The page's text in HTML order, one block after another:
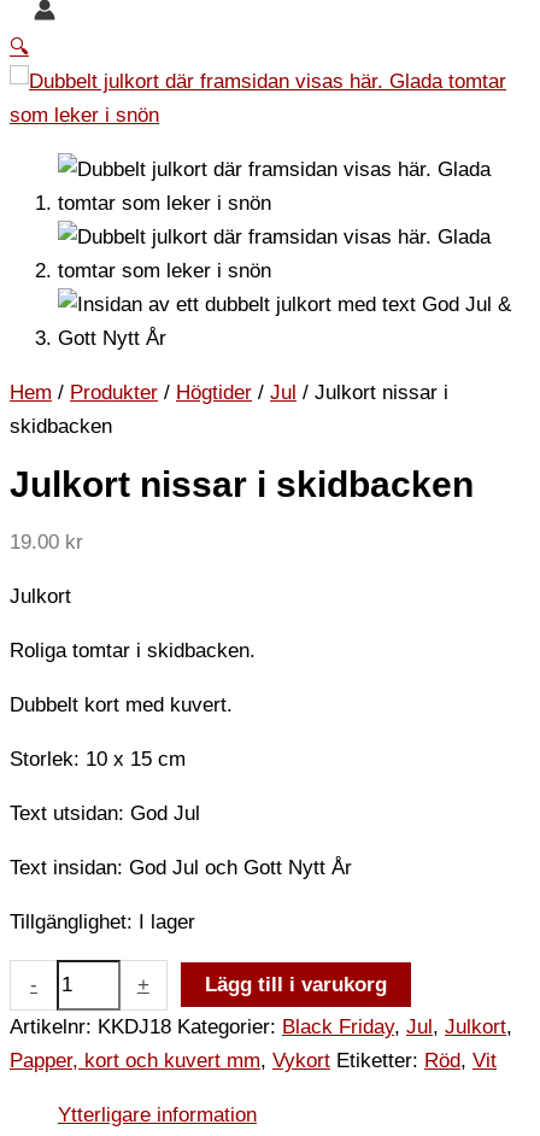
🔍
Hem / Produkter / Högtider / Jul / Julkort nissar i
skidbacken
Julkort nissar i skidbacken
19.00 kr
Julkort
Roliga tomtar i skidbacken.
Dubbelt kort med kuvert.
Storlek: 10 x 15 cm
Text utsidan: God Jul
Text insidan: God Jul och Gott Nytt År
Tillgänglighet: I lager
- +
Lägg till i varukorg
Artikelnr: KKDJ18 Kategorier: Black Friday, Jul , Julkort,
Papper, kort och kuvert mm, Vykort Etiketter: Röd, Vit
Ytterligare information